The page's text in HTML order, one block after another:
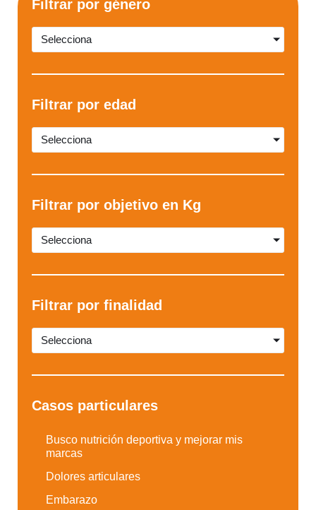
Filtrar por género
Selecciona
Filtrar por edad
Selecciona
Filtrar por objetivo en Kg
Selecciona
Filtrar por finalidad
Selecciona
Casos particulares
Busco nutrición deportiva y mejorar mis
marcas
Dolores articulares
Embarazo